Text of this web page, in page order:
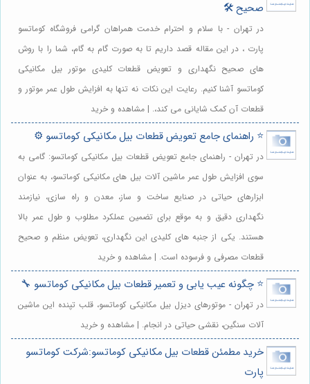
صحیح 🛠️
در تهران - با سلام و احترام خدمت همراهان گرامی فروشگاه کوماتسو
پارت ، در این مقاله قصد داریم تا به صورت گام به گام، شما را با روش
های صحیح نگهداری و تعویض قطعات کلیدی موتور بیل مکانیکی
کوماتسو آشنا کنیم. رعایت این نکات نه تنها به افزایش طول عمر موتور و
قطعات آن کمک شایانی می کند،. | مشاهده و خرید
⭐️ راهنمای جامع تعویض قطعات بیل مکانیکی کوماتسو ⚙️
در تهران - راهنمای جامع تعویض قطعات بیل مکانیکی کوماتسو: گامی به
سوی افزایش طول عمر ماشین آلات بیل های مکانیکی کوماتسو، به عنوان
ابزارهای حیاتی در صنایع ساخت و ساز، معدن و راه سازی، نیازمند
نگهداری دقیق و به موقع برای تضمین عملکرد مطلوب و طول عمر بالا
هستند. یکی از جنبه های کلیدی این نگهداری، تعویض منظم و صحیح
قطعات مصرفی و فرسوده است. | مشاهده و خرید
⭐️ چگونه عیب یابی و تعمیر قطعات بیل مکانیکی کوماتسو 🔧
در تهران - موتورهای دیزل بیل مکانیکی کوماتسو، قلب تپنده این ماشین
آلات سنگین، نقشی حیاتی در انجام. | مشاهده و خرید
خرید مطمئن قطعات بیل مکانیکی کوماتسو:شرکت کوماتسو
پارت